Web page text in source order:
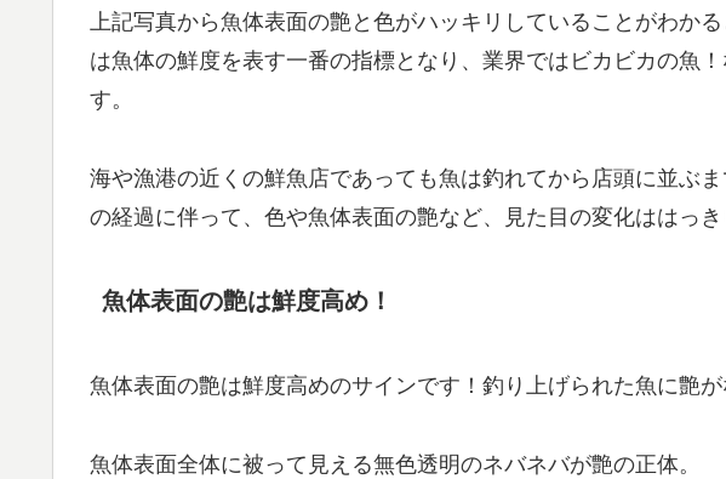
上記写真から魚体表面の艶と色がハッキリしていることがわか
は魚体の鮮度を表す一番の指標となり、業界ではビカビカの魚
す。
海や漁港の近くの鮮魚店であっても魚は釣れてから店頭に並ぶ
の経過に伴って、色や魚体表面の艶など、見た目の変化ははっき
魚体表面の艶は鮮度高め！
魚体表面の艶は鮮度高めのサインです！釣り上げられた魚に艶
魚体表面全体に被って見える無色透明のネバネバが艶の正体。